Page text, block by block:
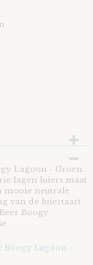
Lagoon - Groen.
lagen luiers maat
mooie neutrale
van de luiertaart
Boogy
Boogy Lagoon -